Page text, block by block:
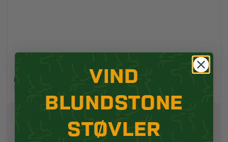
Barbour Sanderling Casual Jakke Fern
Barbour
1.900,00 DKK
VIND
BLUNDSTONE
STØVLER